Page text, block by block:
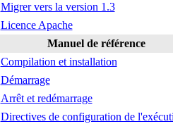
Migrer vers la version 1.3
Licence Apache
Manuel de référence
Compilation et installation
Démarrage
Arrêt et redémarrage
Directives de configuration de